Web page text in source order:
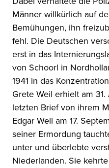
Männer willkürlich auf
Bemühungen, ihn
fehl. Die Deutschen
erst in das
von Schoorl in
1941 in das
Grete Weil erhielt am 31.
letzten Brief von ihrem
Edgar Weil am 17.
seiner Ermordung
unter und überlebte
Niederlanden. Sie